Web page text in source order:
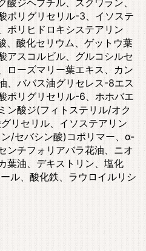
酸ジヘプチル、スクワラン、
ポリグリセリル-3、イソステ
ポリヒドロキシステアリン
、酸化セリウム、ゲットウ葉
アスコルビル、グルコシルセ
ローズマリー葉エキス、カン
、ババス油グリセレス-8エス
ポリグリセリル-6、ホホバエ
ン酸ジ(フィトステリル/オク
リセリル、イソステアリン
/セバシン酸)コポリマー、α-
ンチフォリアバラ花油、ニオ
葉油、デキストリン、塩化
ル、酸化鉄、ラウロイルリシ